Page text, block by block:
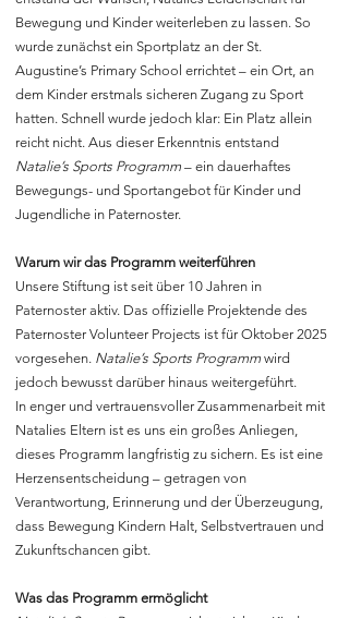
Bewegung und Kinder weiterleben zu lassen. So
wurde zunächst ein Sportplatz an der St.
Augustine’s Primary School errichtet – ein Ort, an
dem Kinder erstmals sicheren Zugang zu Sport
hatten. Schnell wurde jedoch klar: Ein Platz allein
reicht nicht. Aus dieser Erkenntnis entstand
Natalie’s Sports Programm – ein dauerhaftes
Bewegungs- und Sportangebot für Kinder und
Jugendliche in Paternoster.
Warum wir das Programm weiterführen
Unsere Stiftung ist seit über 10 Jahren in
Paternoster aktiv. Das offizielle Projektende des
Paternoster Volunteer Projects ist für Oktober 2025
vorgesehen. Natalie’s Sports Programm wird
jedoch bewusst darüber hinaus weitergeführt.
In enger und vertrauensvoller Zusammenarbeit mit
Natalies Eltern ist es uns ein großes Anliegen,
dieses Programm langfristig zu sichern. Es ist eine
Herzensentscheidung – getragen von
Verantwortung, Erinnerung und der Überzeugung,
dass Bewegung Kindern Halt, Selbstvertrauen und
Zukunftschancen gibt.
Was das Programm ermöglicht